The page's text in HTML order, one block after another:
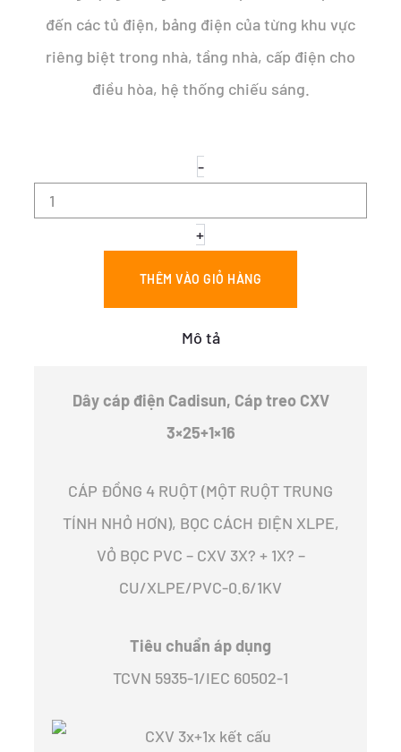
đến các tủ điện, bảng điện của từng khu vực
riêng biệt trong nhà, tầng nhà, cấp điện cho
điều hòa, hệ thống chiếu sáng.
-CÁP
ĐỒNG
–
CÁP
CXV
lượng
+
THÊM VÀO GIỎ HÀNG
Mô tả
Dây cáp điện Cadisun, Cáp treo CXV
3×25+1×16
CÁP ĐỒNG 4 RUỘT (MỘT RUỘT TRUNG
TÍNH NHỎ HƠN), BỌC CÁCH ĐIỆN XLPE,
VỎ BỌC PVC – CXV 3X? + 1X? –
CU/XLPE/PVC-0.6/1KV
Tiêu chuẩn áp dụng
TCVN 5935-1/IEC 60502-1